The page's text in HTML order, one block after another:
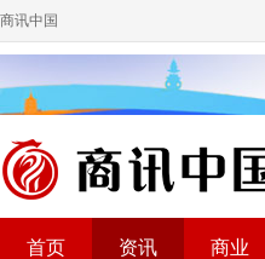
商讯中国
首页 资讯 商业